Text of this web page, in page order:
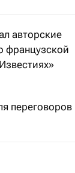
авторские
французской
переговоров